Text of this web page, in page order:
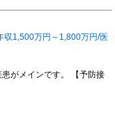
収1,500万円～1,800万円/医
がメインです。 【予防接